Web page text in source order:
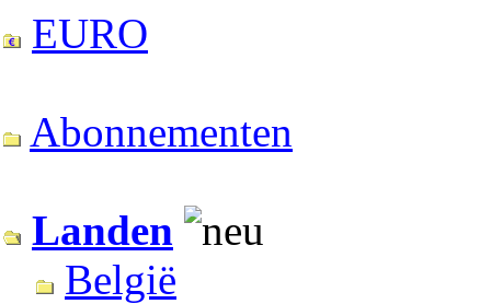
EURO
Abonnementen
Landen
België